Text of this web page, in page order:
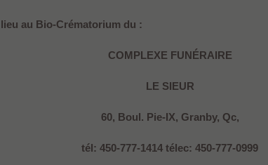
lieu au Bio-Crématorium du :
COMPLEXE FUNÉRAIRE
LE SIEUR
60, Boul. Pie-IX, Granby, Qc,
tél: 450-777-1414 télec: 450-777-0999